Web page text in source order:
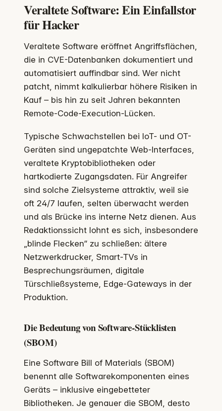
Veraltete Software: Ein Einfallstor
für Hacker
Veraltete Software eröffnet Angriffsflächen,
die in CVE-Datenbanken dokumentiert und
automatisiert auffindbar sind. Wer nicht
patcht, nimmt kalkulierbar höhere Risiken in
Kauf – bis hin zu seit Jahren bekannten
Remote-Code-Execution-Lücken.
Typische Schwachstellen bei IoT- und OT-
Geräten sind ungepatchte Web-Interfaces,
veraltete Kryptobibliotheken oder
hartkodierte Zugangsdaten. Für Angreifer
sind solche Zielsysteme attraktiv, weil sie
oft 24/7 laufen, selten überwacht werden
und als Brücke ins interne Netz dienen. Aus
Redaktionssicht lohnt es sich, insbesondere
„blinde Flecken“ zu schließen: ältere
Netzwerkdrucker, Smart-TVs in
Besprechungsräumen, digitale
Türschließsysteme, Edge-Gateways in der
Produktion.
Die Bedeutung von Software-Stücklisten
(SBOM)
Eine Software Bill of Materials (SBOM)
benennt alle Softwarekomponenten eines
Geräts – inklusive eingebetteter
Bibliotheken. Je genauer die SBOM, desto